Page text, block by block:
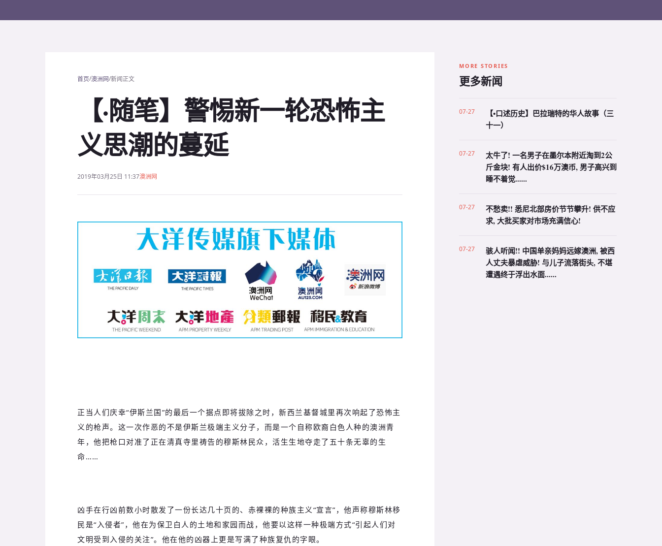
首页/澳洲网/新闻正文
【·随笔】警惕新一轮恐怖主
义思潮的蔓延
2019年03月25日 11:37澳洲网
正当人们庆幸“伊斯兰国”的最后一个据点即将拔除之时，新西兰基督城里再次响起了恐怖主
义的枪声。这一次作恶的不是伊斯兰极端主义分子，而是一个自称欧裔白色人种的澳洲青
年，他把枪口对准了正在清真寺里祷告的穆斯林民众，活生生地夺走了五十条无辜的生
命……
凶手在行凶前数小时散发了一份长达几十页的、赤裸裸的种族主义“宣言”，他声称穆斯林移
民是“入侵者”，他在为保卫白人的土地和家园而战，他要以这样一种极端方式“引起人们对
文明受到入侵的关注”。他在他的凶器上更是写满了种族复仇的字眼。
MORE STORIES
更多新闻
07-27
【•口述历史】巴拉瑞特的华人故事（三
十一）
07-27
太牛了! 一名男子在墨尔本附近淘到2公
斤金块! 有人出价$16万澳币, 男子高兴到
睡不着觉......
07-27
不愁卖!! 悉尼北部房价节节攀升! 供不应
求, 大批买家对市场充满信心!
07-27
骇人听闻!! 中国单亲妈妈远嫁澳洲, 被西
人丈夫暴虐威胁! 与儿子流落街头, 不堪
遭遇终于浮出水面......